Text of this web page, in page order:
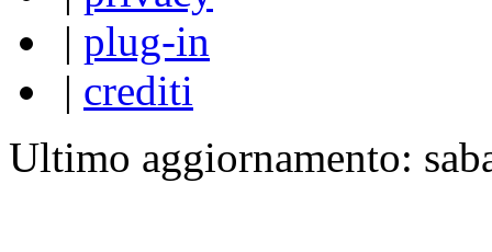
| plug-in
| crediti
Ultimo aggiornamento: